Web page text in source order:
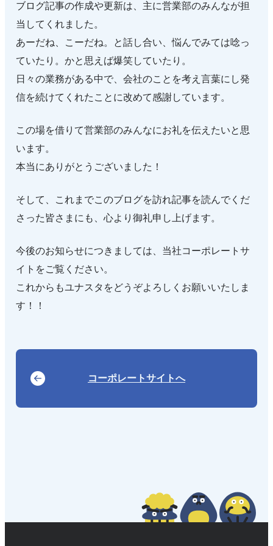
ブログ記事の作成や更新は、主に営業部のみんなが担
当してくれました。
あーだね、こーだね。と話し合い、悩んでみては唸っ
ていたり。かと思えば爆笑していたり。
日々の業務がある中で、会社のことを考え言葉にし発
信を続けてくれたことに改めて感謝しています。
この場を借りて営業部のみんなにお礼を伝えたいと思
います。
本当にありがとうございました！
そして、これまでこのブログを訪れ記事を読んでくだ
さった皆さまにも、心より御礼申し上げます。
今後のお知らせにつきましては、当社コーポレートサ
イトをご覧ください。
これからもユナスタをどうぞよろしくお願いいたしま
す！！
コーポレートサイトへ